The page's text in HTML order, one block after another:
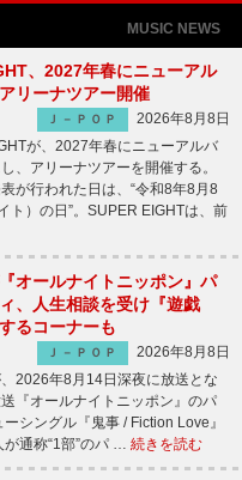
MUSIC NEWS
、2027年春にニューアル
リーナツアー開催
Ｊ－ＰＯＰ
2026年8月8日
が、2027年春にニューアルバ
、アリーナツアーを開催する。
が行われた日は、“令和8年8月8
ト）の日”。SUPER EIGHTは、前
オールナイトニッポン』パ
、人生相談を受け『遊戯
るコーナーも
Ｊ－ＰＯＰ
2026年8月8日
2026年8月14日深夜に放送とな
『オールナイトニッポン』のパ
シングル『鬼事 / Fiction Love』
通称“1部”のパ … 続きを読む